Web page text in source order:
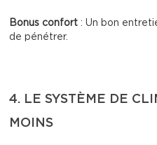
Bonus confort : Un bon
de pénétrer.
4. LE SYSTÈME DE
MOINS